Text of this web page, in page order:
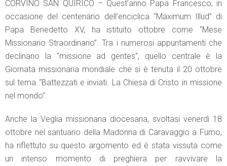
CORVINO SAN QUIRICO – Quest’anno Papa Francesco, in
occasione del centenario dell’enciclica “Maximum Illud” di
Papa Benedetto XV, ha istituito ottobre come “Mese
Missionario Straordinario”. Tra i numerosi appuntamenti che
declinano la “missione ad gentes”, quello centrale è la
Giornata missionaria mondiale che si è tenuta il 20 ottobre
sul tema “Battezzati e inviati. La Chiesa di Cristo in missione
nel mondo”.
Anche la Veglia missionaria diocesana, svoltasi venerdì 18
ottobre nel santuario della Madonna di Caravaggio a Fumo,
ha riflettuto su questo argomento ed è stata vissuta come
un intenso momento di preghiera per ravvivare la